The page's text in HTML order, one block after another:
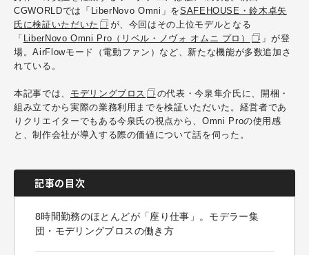
CGWORLDでは「LiberNovo Omni」をSAFEHOUSE・鈴木卓矢
氏に検証いただいた
が、今回はその上位モデルとなる
「 LiberNovo Omni Pro（リベル・ノヴォ オムニ プロ）
」が登
場。AirFlowモード（電動ファン）など、新たな機能が多数追加さ
れている。
本記事では、 モデリングブロス
の代表・今泉隼介氏に、開梱・
組み立てから実際の業務利用までを検証いただいた。経営者であ
りクリエイターでもある今泉氏の視点から、Omni Proの使用感
と、制作会社が導入する際の価値について話を伺った。
記事の目次
8時間勤務のほとんどが「座り仕事」。モデラー集
団・モデリングブロスの働き方